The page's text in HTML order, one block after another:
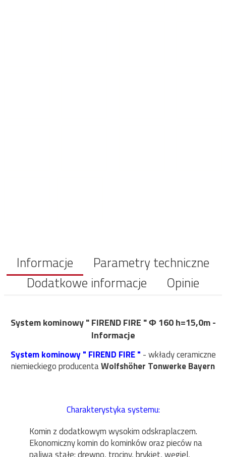
Informacje
Parametry techniczne
Dodatkowe informacje
Opinie
System kominowy " FIREND FIRE " Φ 160 h=15,0m -
Informacje
System kominowy " FIREND FIRE " - wkłady ceramiczne
niemieckiego producentaWolfshöher Tonwerke Bayern
Charakterystyka systemu:
Komin z dodatkowym wysokim odskraplaczem.
Ekonomiczny komin do kominków oraz pieców na